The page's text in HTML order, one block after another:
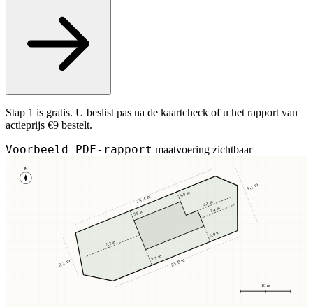
Stap 1 is gratis. U beslist pas na de kaartcheck of u het rapport van
actieprijs €9 bestelt.
Voorbeeld PDF-rapport maatvoering zichtbaar
N
10 m
3,8 m
3,8 m
5,1 m
2,9 m
7,2 m
3,4 m
4,1 m
25,4 m
23,8 m
8,2 m
9,1 m